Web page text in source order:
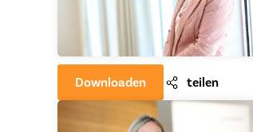
Downloaden teilen